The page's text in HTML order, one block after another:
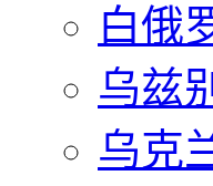
白俄
乌兹
乌克